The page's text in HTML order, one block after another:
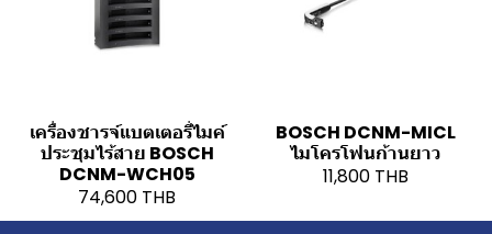
เครื่องชารจ์แบตเตอรี่ไมค์
ประชุมไร้สาย BOSCH
DCNM-WCH05
74,600 THB
BOSCH DCNM-MICL
ไมโครโฟนก้านยาว
11,800 THB